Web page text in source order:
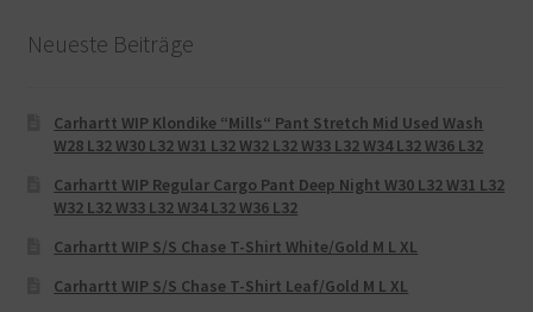
Neueste Beiträge
Carhartt WIP Klondike “Mills“ Pant Stretch Mid Used Wash
W28 L32 W30 L32 W31 L32 W32 L32 W33 L32 W34 L32 W36 L32
Carhartt WIP Regular Cargo Pant Deep Night W30 L32 W31 L32
W32 L32 W33 L32 W34 L32 W36 L32
Carhartt WIP S/S Chase T-Shirt White/Gold M L XL
Carhartt WIP S/S Chase T-Shirt Leaf/Gold M L XL